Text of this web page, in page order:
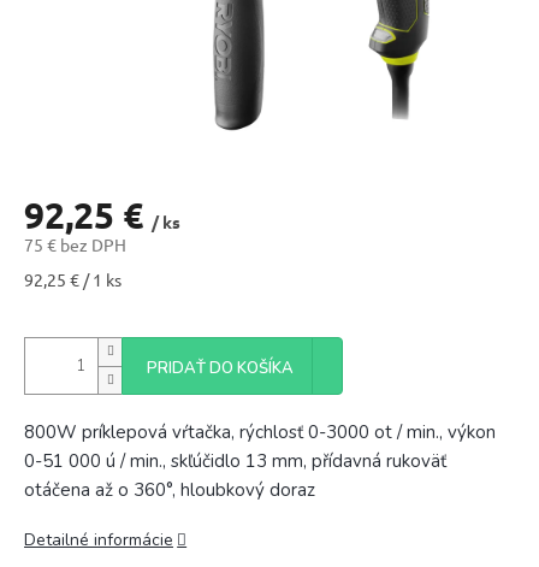
92,25 € / ks
75 € bez DPH
Jednotková
92,25 € / 1 ks
PRIDAŤ DO KOŠÍKA
800W príklepová vŕtačka, rýchlosť 0-3000 ot / min., výkon
0-51 000 ú / min., skľúčidlo 13 mm, přídavná rukoväť
otáčena až o 360°, hloubkový doraz
Detailné informácie